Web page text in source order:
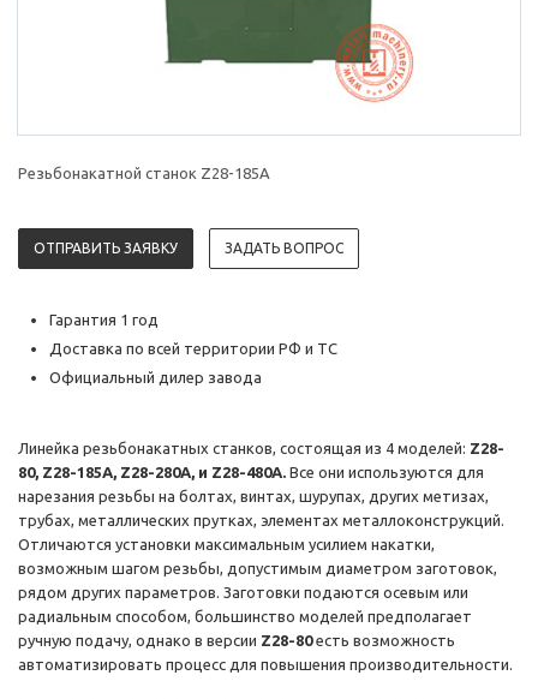
Резьбонакатной станок Z28-185A
ОТПРАВИТЬ ЗАЯВКУ ЗАДАТЬ ВОПРОС
Гарантия 1 год
Доставка по всей территории РФ и ТС
Официальный дилер завода
Линейка резьбонакатных станков, состоящая из 4 моделей: Z28-
80, Z28-185A, Z28-280A, и Z28-480А. Все они используются для
нарезания резьбы на болтах, винтах, шурупах, других метизах,
трубах, металлических прутках, элементах металлоконструкций.
Отличаются установки максимальным усилием накатки,
возможным шагом резьбы, допустимым диаметром заготовок,
рядом других параметров. Заготовки подаются осевым или
радиальным способом, большинство моделей предполагает
ручную подачу, однако в версии Z28-80есть возможность
автоматизировать процесс для повышения производительности.